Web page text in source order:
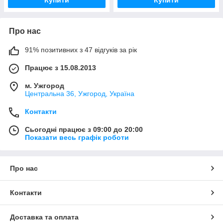
Про нас
91% позитивних з 47 відгуків за рік
Працює з 15.08.2013
м. Ужгород
Центральна 36, Ужгород, Україна
Контакти
Сьогодні працює з 09:00 до 20:00
Показати весь графік роботи
Про нас
Контакти
Доставка та оплата